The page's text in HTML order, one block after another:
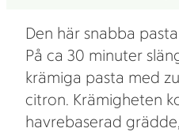
Den här snabba
På ca 30 minuter
krämiga pasta med
citron. Krämigheten
havrebaserad